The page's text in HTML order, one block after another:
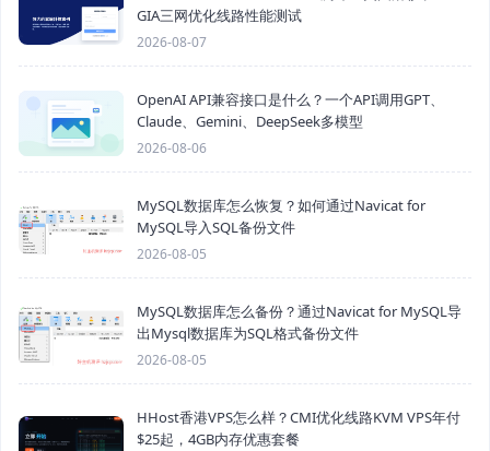
GIA三网优化线路性能测试
2026-08-07
OpenAI API兼容接口是什么？一个API调用GPT、
Claude、Gemini、DeepSeek多模型
2026-08-06
MySQL数据库怎么恢复？如何通过Navicat for
MySQL导入SQL备份文件
2026-08-05
MySQL数据库怎么备份？通过Navicat for MySQL导
出Mysql数据库为SQL格式备份文件
2026-08-05
HHost香港VPS怎么样？CMI优化线路KVM VPS年付
$25起，4GB内存优惠套餐